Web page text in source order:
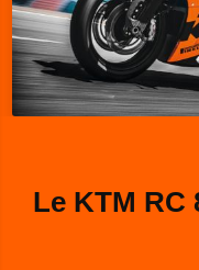
Le KTM RC